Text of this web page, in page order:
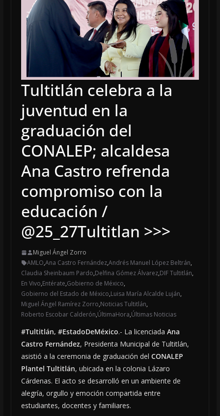
Tultitlán celebra a la
juventud en la
graduación del
CONALEP; alcaldesa
Ana Castro refrenda
compromiso con la
educación /
@25_27Tultitlan >>>
Miguel Ángel Zorro
AMLO,Ana Castro Fernández,Andrés Manuel López Beltrán,
Claudia Sheinbaum Pardo,Delfina Gómez Álvarez,DIF Tultitlán,
En Vivo,Entérate,Gobierno de México,
Gobierno del Estado de México,Luisa María Alcalde Luján,
Miguel Ángel Ramírez Zorro,Noticias Tultitlán,
Roberto Escobar Calderón,ÚltimaHora,Últimas Noticias
#Tultitlán, #EstadoDeMéxico.- La licenciada Ana
Castro Fernández, Presidenta Municipal de Tultitlán,
asistió a la ceremonia de graduación del CONALEP
Plantel Tultitlán, ubicada en la colonia Lázaro
Cárdenas. El acto se desarrolló en un ambiente de
alegría, orgullo y emoción compartida entre
estudiantes, docentes y familiares.